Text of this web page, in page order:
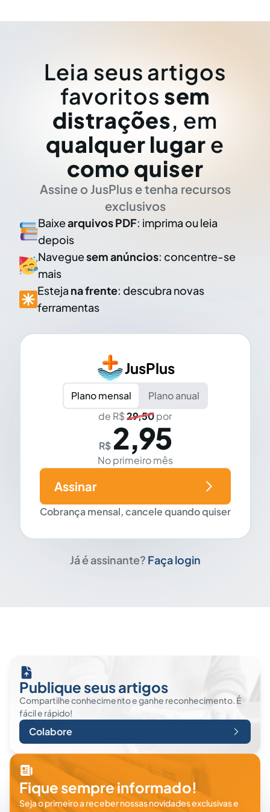
Leia seus artigos
favoritos sem
distrações, em
qualquer lugar e
como quiser
Assine o JusPlus e tenha recursos
exclusivos
Baixearquivos PDF: imprima ou leia
depois
Naveguesem anúncios: concentre-se
mais
Esteja na frente: descubra novas
ferramentas
JusPlus
Plano mensal
Plano anual
de R$29,50por
R$ 2,95
No primeiro mês
Cobrança mensal, cancele quando quiser
Assinar
Já é assinante? Faça login
Publique seus artigos
Compartilhe conhecimento e ganhe reconhecimento. É
fácil e rápido!
Colabore
Fique sempre informado!
Seja o primeiro a receber nossas novidades exclusivas e